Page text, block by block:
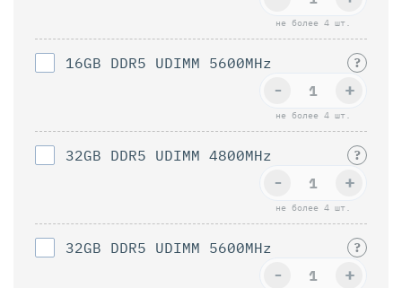
не более 4 шт.
16GB DDR5 UDIMM 5600MHz ?
не более 4 шт.
+
-
32GB DDR5 UDIMM 4800MHz ?
не более 4 шт.
+
-
32GB DDR5 UDIMM 5600MHz ?
+
-